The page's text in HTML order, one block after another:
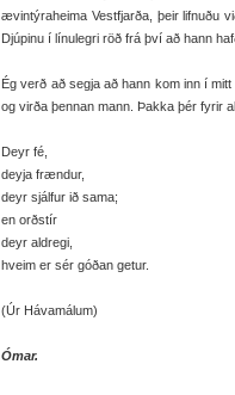
ævintýraheima Vestfjarða, þeir lifnuðu
Djúpinu í línulegri röð frá því að hann
Ég verð að segja að hann kom inn í
og virða þennan mann. Þakka þér fyrir
Deyr fé,
deyja frændur,
deyr sjálfur ið sama;
en orðstír
deyr aldregi,
hveim er sér góðan getur.
(Úr Hávamálum)
Ómar.